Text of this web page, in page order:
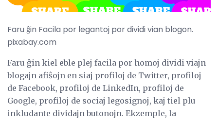
Faru ĝin Facila por legantoj por dividi vian blogon.
pixabay.com
Faru ĝin kiel eble plej facila por homoj dividi viajn
blogajn afiŝojn en siaj profiloj de Twitter, profiloj
de Facebook, profiloj de LinkedIn, profiloj de
Google, profiloj de sociaj legosignoj, kaj tiel plu
inkludante dividajn butonojn. Ekzemple, la